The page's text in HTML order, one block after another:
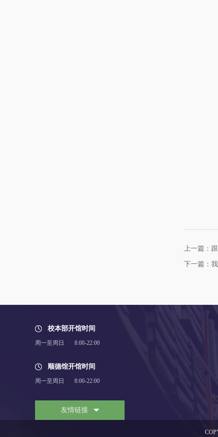
上一篇：
下一篇：
校本部开馆时间
周一至周日 8:00-22:00
顺德馆开馆时间
周一至周日 8:00-22:00
友情链接